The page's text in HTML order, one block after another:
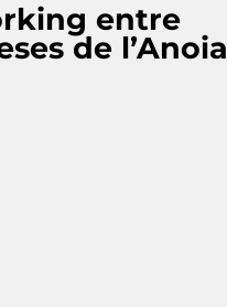
entre
de l’Anoia